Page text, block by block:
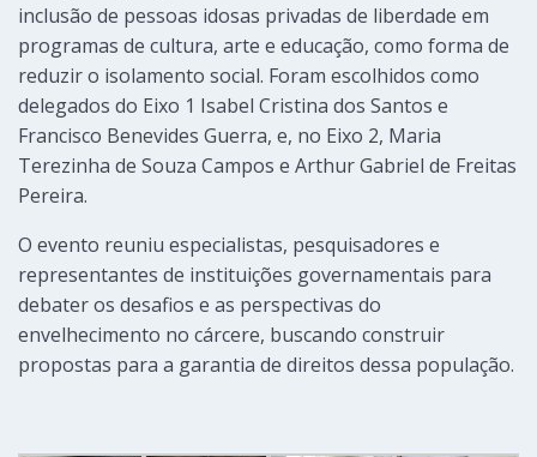
inclusão de pessoas idosas privadas de liberdade em
programas de cultura, arte e educação, como forma de
reduzir o isolamento social. Foram escolhidos como
delegados do Eixo 1 Isabel Cristina dos Santos e
Francisco Benevides Guerra, e, no Eixo 2, Maria
Terezinha de Souza Campos e Arthur Gabriel de Freitas
Pereira.
O evento reuniu especialistas, pesquisadores e
representantes de instituições governamentais para
debater os desafios e as perspectivas do
envelhecimento no cárcere, buscando construir
propostas para a garantia de direitos dessa população.